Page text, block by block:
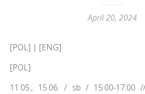
April 20, 2024
[POL] | [ENG]
[POL]
11.05., 15.06. / sb / 15:00-17:00